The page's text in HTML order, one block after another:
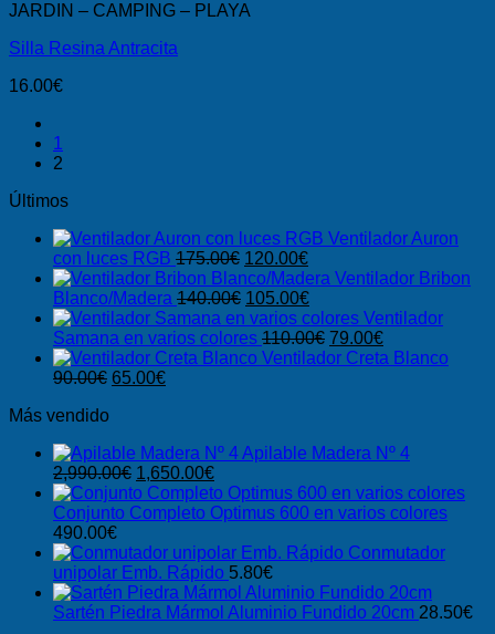
JARDIN – CAMPING – PLAYA
Silla Resina Antracita
16.00€
1
2
Últimos
Ventilador Auron
con luces RGB 175.00€ El
precio
original
era:
175.00€.
120.00€El
precio
actual
es:
120.00€.
Ventilador Bribon
Blanco/Madera 140.00€ El
precio
original
era:
105.00€El
precio
actual
es:
Ventilador
Samana en varios colores 110.00€ El
precio
79.00€El
precio
Ventilador Creta Blanco
90.00€ El
90.00€.
65.00€El
65.00€.
Más vendido
Apilable Madera Nº 4
2,990.00€ El
precio
original
2,990.00€.
1,650.00€El
precio
actual
1,650.00€.
Conjunto Completo Optimus 600 en varios colores
490.00€
Conmutador
unipolar Emb. Rápido 5.80€
Sartén Piedra Mármol Aluminio Fundido 20cm 28.50€